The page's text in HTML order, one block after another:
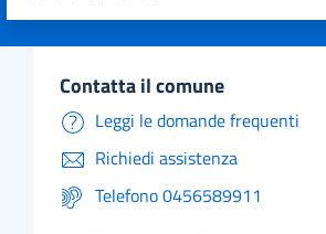
Valuta 5 stelle su 5
Valuta 4 stelle su 5
Valuta 3 stelle su 5
Valuta 2 stelle su 5
Valuta 1 stelle su 5
contatta il comune
Leggi le domande frequenti
Richiedi assistenza
Telefono 0456589911